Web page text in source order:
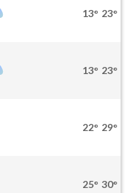
13° 23°
13° 23°
22° 29°
25° 30°